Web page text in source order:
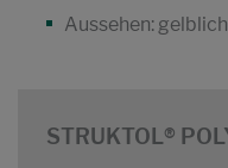
Aussehen:
STRUKTOL®